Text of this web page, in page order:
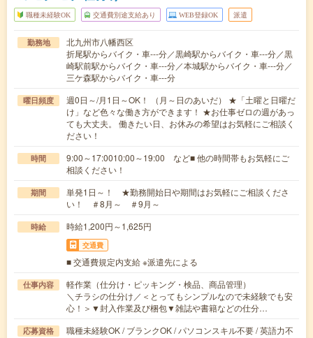
職種未経験OK 交通費別途支給あり WEB登録OK 派遣
勤務地
北九州市八幡西区
折尾駅からバイク・車---分／黒崎駅からバイク・車---分／黒
崎駅前駅からバイク・車---分／本城駅からバイク・車---分／
三ケ森駅からバイク・車---分
曜日頻度
週0日～/月1日～OK！ （月～日のあいだ） ★「土曜と日曜だ
け」など色々な働き方ができます！ ★お仕事ゼロの週があっ
ても大丈夫。 働きたい日、お休みの希望はお気軽にご相談く
ださい！
時間
9:00～17:0010:00～19:00 など■ 他の時間帯もお気軽にご
相談ください！
期間
単発1日～！ ★勤務開始日や期間はお気軽にご相談くださ
い！ ＃8月～ ＃9月～
時給 時給1,200円～1,625円
交通費
■ 交通費規定内支給 ※派遣先による
仕事内容
軽作業（仕分け・ピッキング・検品、商品管理）
＼チラシの仕分け／＜とってもシンプルなので未経験でも安
心！＞▼封入作業及び梱包▼雑誌や書籍などの仕分…
応募資格
職種未経験OK / ブランクOK / パソコンスキル不要 / 英語力不